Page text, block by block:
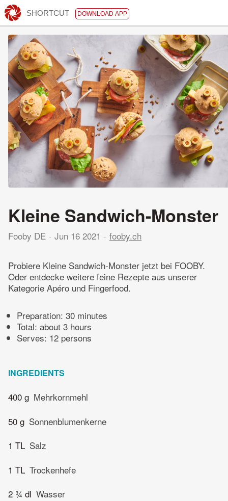
SHORTCUT DOWNLOAD APP
Kleine Sandwich-Monster
Fooby DE Jun 16 2021 fooby.ch
Probiere Kleine Sandwich-Monster jetzt bei FOOBY.
Oder entdecke weitere feine Rezepte aus unserer
Kategorie Apéro und Fingerfood.
Preparation: 30 minutes
Total: about 3 hours
Serves: 12 persons
INGREDIENTS
400 g Mehrkornmehl
50 g Sonnenblumenkerne
1 TL Salz
1 TL Trockenhefe
2 ¾ dl Wasser